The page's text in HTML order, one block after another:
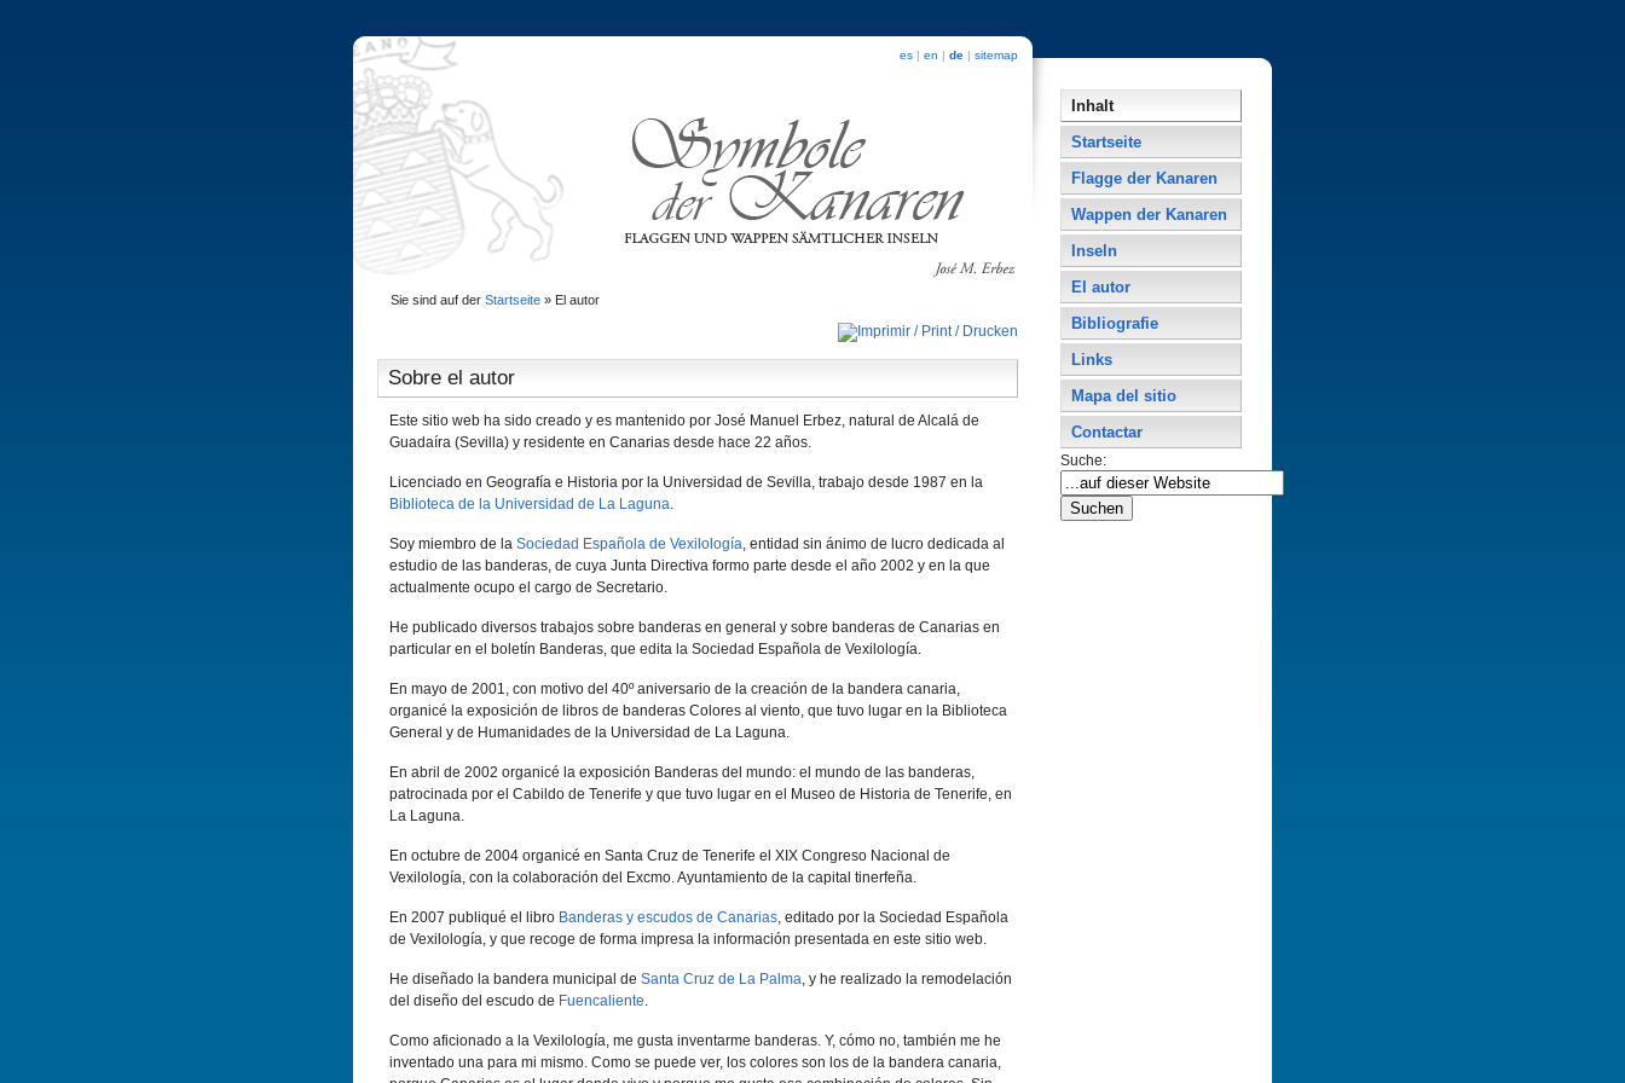
es | en | de | sitemap
Sie sind auf der Startseite» El autor
Sobre el autor
Este sitio web ha sido creado y es mantenido por José Manuel Erbez, natural de Alcalá de
Guadaí­ra (Sevilla) y residente en Canarias desde hace 22 años.
Licenciado en Geografí­a e Historia por la Universidad de Sevilla, trabajo desde 1987 en la
Biblioteca de la Universidad de La Laguna.
Soy miembro de la Sociedad Española de Vexilologí­a, entidad sin ánimo de lucro dedicada al
estudio de las banderas, de cuya Junta Directiva formo parte desde el año 2002 y en la que
actualmente ocupo el cargo de Secretario.
He publicado diversos trabajos sobre banderas en general y sobre banderas de Canarias en
particular en el boletí­n Banderas, que edita la Sociedad Española de Vexilologí­a.
En mayo de 2001, con motivo del 40º aniversario de la creación de la bandera canaria,
organicé la exposición de libros de banderas Colores al viento, que tuvo lugar en la Biblioteca
General y de Humanidades de la Universidad de La Laguna.
En abril de 2002 organicé la exposición Banderas del mundo: el mundo de las banderas,
patrocinada por el Cabildo de Tenerife y que tuvo lugar en el Museo de Historia de Tenerife, en
La Laguna.
En octubre de 2004 organicé en Santa Cruz de Tenerife el XIX Congreso Nacional de
Vexilologí­a, con la colaboración del Excmo. Ayuntamiento de la capital tinerfeña.
En 2007 publiqué el libro Banderas y escudos de Canarias, editado por la Sociedad Española
de Vexilologí­a, y que recoge de forma impresa la información presentada en este sitio web.
He diseñado la bandera municipal de Santa Cruz de La Palma, y he realizado la remodelación
del diseño del escudo de Fuencaliente.
Como aficionado a la Vexilologí­a, me gusta inventarme banderas. Y, cómo no, también me he
inventado una para mi mismo. Como se puede ver, los colores son los de la bandera canaria,
Inhalt
Startseite
Flagge der Kanaren
Wappen der Kanaren
Inseln
El autor
Bibliografie
Links
Mapa del sitio
Contactar
Suche: